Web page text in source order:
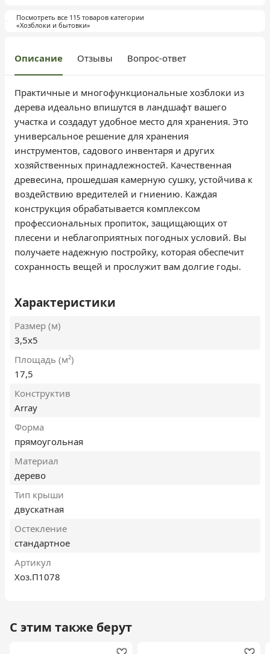
Посмотреть все 115 товаров категории
«Хозблоки и бытовки»
Описание Отзывы Вопрос-ответ
Практичные и многофункциональные хозблоки из
дерева идеально впишутся в ландшафт вашего
участка и создадут удобное место для хранения. Это
универсальное решение для хранения
инструментов, садового инвентаря и других
хозяйственных принадлежностей. Качественная
древесина, прошедшая камерную сушку, устойчива к
воздействию вредителей и гниению. Каждая
конструкция обрабатывается комплексом
профессиональных пропиток, защищающих от
плесени и неблагоприятных погодных условий. Вы
получаете надежную постройку, которая обеспечит
сохранность вещей и прослужит вам долгие годы.
Характеристики
Размер (м)
3,5х5
Площадь (м²)
17,5
Конструктив
Array
Форма
прямоугольная
Материал
дерево
Тип крыши
двускатная
Остекление
стандартное
Артикул
Хоз.П1078
С этим также берут